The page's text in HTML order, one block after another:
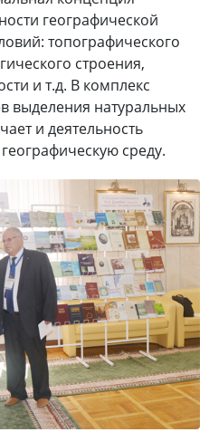
географической
топографического
строения,
и т.д. В комплекс
выделения натуральных
и деятельность
среду.